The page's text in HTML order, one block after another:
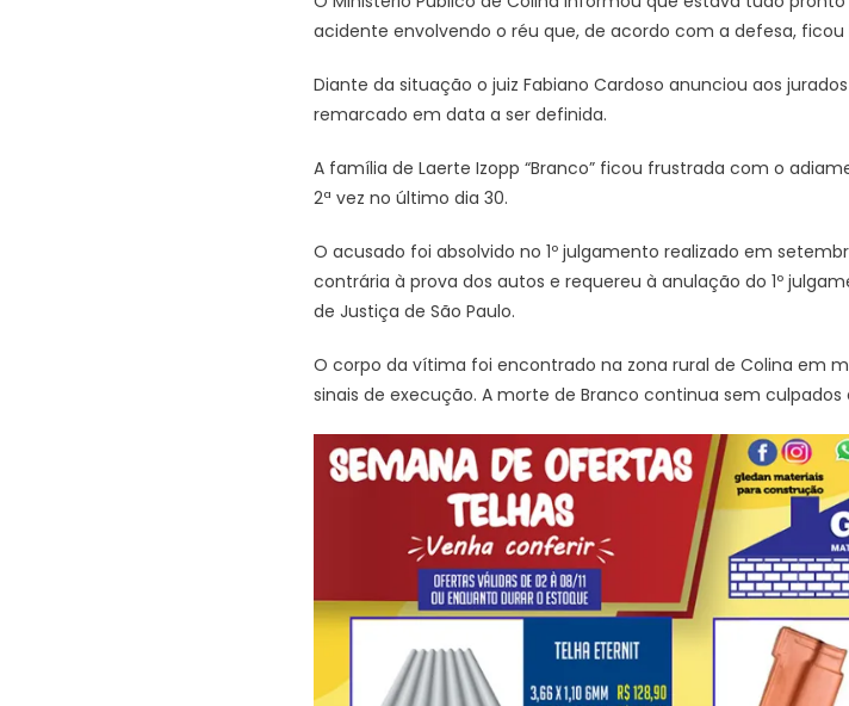
acidente envolvendo o réu que, de acordo com a defesa, ficou
Diante da situação o juiz Fabiano Cardoso anunciou aos
remarcado em data a ser definida.
A família de Laerte Izopp “Branco” ficou frustrada com o
2ª vez no último dia 30.
O acusado foi absolvido no 1º julgamento realizado em
contrária à prova dos autos e requereu à anulação do 1º
de Justiça de São Paulo.
O corpo da vítima foi encontrado na zona rural de Colina em
sinais de execução. A morte de Branco continua sem